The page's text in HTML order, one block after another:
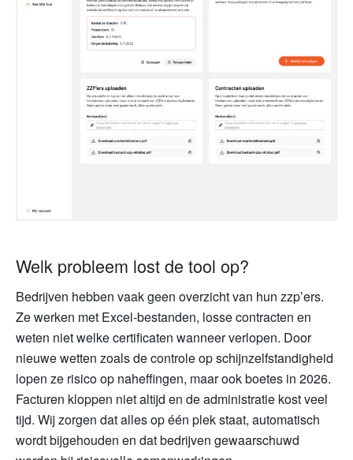
Welk probleem lost de tool op?
Bedrijven hebben vaak geen overzicht van hun zzp’ers.
Ze werken met Excel-bestanden, losse contracten en
weten niet welke certificaten wanneer verlopen. Door
nieuwe wetten zoals de controle op schijnzelfstandigheid
lopen ze risico op naheffingen, maar ook boetes in 2026.
Facturen kloppen niet altijd en de administratie kost veel
tijd. Wij zorgen dat alles op één plek staat, automatisch
wordt bijgehouden en dat bedrijven gewaarschuwd